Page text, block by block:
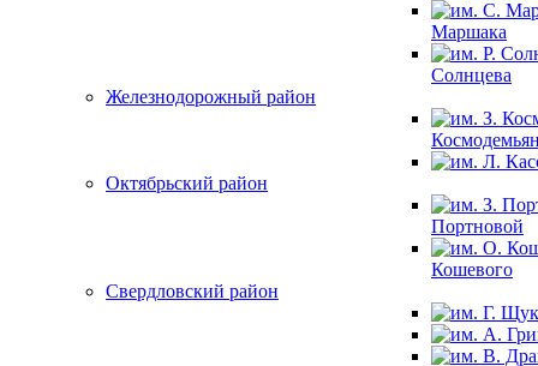
Маршака
Солнцева
Железнодорожный район
Октябрьский район
Портновой
Кошевого
Свердловский район